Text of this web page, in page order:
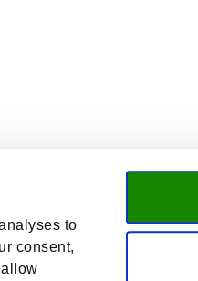
to
consent,